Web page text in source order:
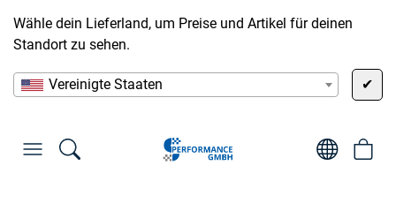
Wähle dein Lieferland, um Preise und Artikel für deinen
Standort zu sehen.
Vereinigte Staaten ✔